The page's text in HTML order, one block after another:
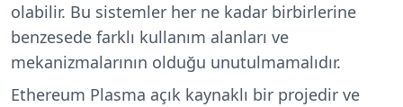
olabilir. Bu sistemler her ne kadar birbirlerine
benzesede farklı kullanım alanları ve
mekanizmalarının olduğu unutulmamalıdır.
Ethereum Plasma açık kaynaklı bir projedir ve